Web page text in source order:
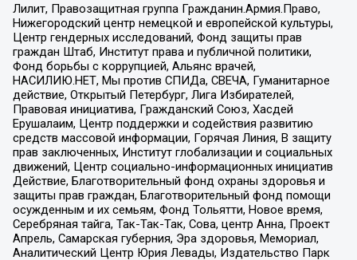
Лилит, Правозащитная группа Гражданин.Армия.Право,
Нижегородский центр немецкой и европейской культуры,
Центр гендерных исследований, Фонд защиты прав
граждан Штаб, Институт права и публичной политики,
Фонд борьбы с коррупцией, Альянс врачей,
НАСИЛИЮ.НЕТ, Мы против СПИДа, СВЕЧА, Гуманитарное
действие, Открытый Петербург, Лига Избирателей,
Правовая инициатива, Гражданский Союз, Хасдей
Ерушалаим, Центр поддержки и содействия развитию
средств массовой информации, Горячая Линия, В защиту
прав заключенных, Институт глобализации и социальных
движений, Центр социально-информационных инициатив
Действие, Благотворительный фонд охраны здоровья и
защиты прав граждан, Благотворительный фонд помощи
осужденным и их семьям, Фонд Тольятти, Новое время,
Серебряная тайга, Так-Так-Так, Сова, центр Анна, Проект
Апрель, Самарская губерния, Эра здоровья, Мемориал,
Аналитический Центр Юрия Левады, Издательство Парк